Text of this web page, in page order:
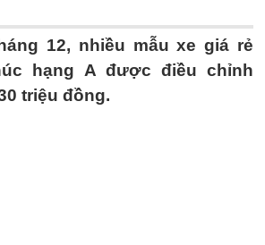
12, nhiều mẫu xe giá rẻ
hạng A được điều chỉnh
triệu đồng.